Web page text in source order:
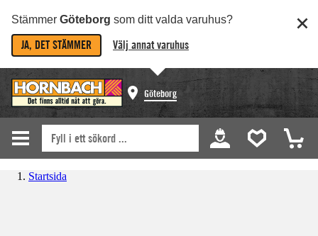
Stämmer Göteborg som ditt valda varuhus?
JA, DET STÄMMER Välj annat varuhus
Göteborg
Startsida